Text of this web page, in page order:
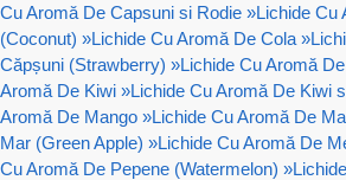
Cu Aromă De Capsuni si Rodie »Lichide Cu
(Coconut) »Lichide Cu Aromă De Cola »
Căpșuni (Strawberry) »Lichide Cu Aromă
Aromă De Kiwi »Lichide Cu Aromă De Kiwi
Aromă De Mango »Lichide Cu Aromă De
Mar (Green Apple) »Lichide Cu Aromă De
Cu Aromă De Pepene (Watermelon) »